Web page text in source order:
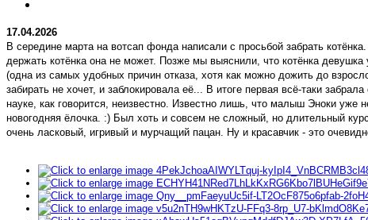
17.04.2026
В середине марта на вотсап фонда написали с просьбой забрать
держать котёнка она не может. Позже мы выяснили, что котёнка
(одна из самых удобных причин отказа, хотя как можно дожить до
забирать не хочет, и заблокировала её... В итоге первая всё-таки
науке, как говорится, неизвестно. Известно лишь, что малыш Эноки уже
новогодняя ёлочка. :) Был хоть и совсем не сложный, но длительный
очень ласковый, игривый и мурчащий пацан. Ну и красавчик - это